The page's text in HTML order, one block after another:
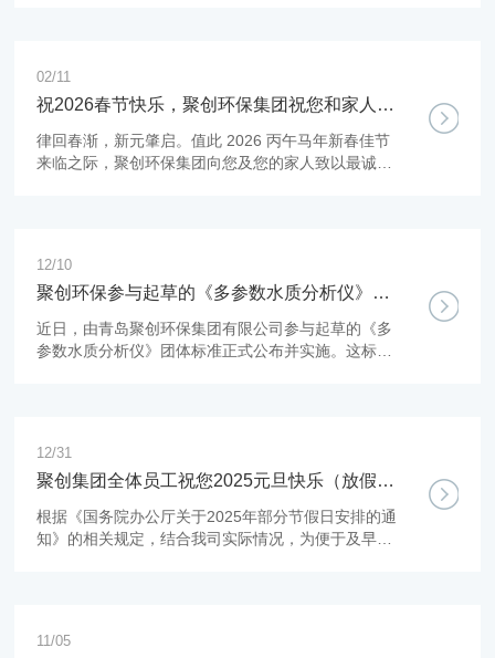
02/11
祝2026春节快乐，聚创环保集团祝您和家人：
新年快乐，马年大吉，阖家欢乐，财源广进！
律回春渐，新元肇启。值此 2026 丙午马年新春佳节
来临之际，聚创环保集团向您及您的家人致以最诚挚
12/10
聚创环保参与起草的《多参数水质分析仪》团
标正式公布，促进国产仪器创新升级
​近日，由青岛聚创环保集团有限公司参与起草的《多
参数水质分析仪》团体标准正式公布并实施。这标志
新升级。
12/31
聚创集团全体员工祝您2025元旦快乐（放假通
知）
根据《国务院办公厅关于2025年部分节假日安排的通
知》的相关规定，结合我司实际情况，为便于及早合
11/05